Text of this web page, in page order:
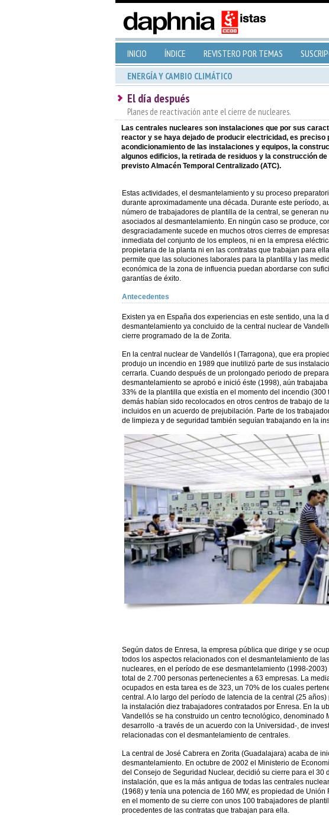
INICIO ÍNDICE REVISTERO POR TEMAS
ENERGÍA Y CAMBIO CLIMÁTICO
El día después
Planes de reactivación ante el cierre de nucleares.
Las centrales nucleares son instalaciones que por sus
reactor y se haya dejado de producir electricidad, es
acondicionamiento de las instalaciones y equipos, la
algunos edificios, la retirada de residuos y la construcción
previsto Almacén Temporal Centralizado (ATC).
Estas actividades, el desmantelamiento y su proceso
durante aproximadamente una década. Durante este período,
número de trabajadores de plantilla de la central, se generan
asociados al desmantelamiento. En ningún caso se produce,
desgraciadamente sucede en muchos otros cierres de
inmediata del conjunto de los empleos, ni en la empresa
propietaria de la planta ni en las contratas que trabajan para
permite que las soluciones laborales para la plantilla y las
económica de la zona de influencia puedan abordarse con
garantías de éxito.
Antecedentes
Existen ya en España dos experiencias en este sentido, una la
desmantelamiento ya concluido de la central nuclear de
cierre programado de la de Zorita.
En la central nuclear de Vandellós I (Tarragona), que era
produjo un incendio en 1989 que inutilizó parte de sus
cerrarla. Cuando después de un prolongado periodo de
desmantelamiento se aprobó e inició éste (1998), aún trabajaba
33% de la plantilla que existía en el momento del incendio (300
demás habían sido recolocados en otros centros de trabajo de
incluidos en un acuerdo de prejubilación. Parte de los
de limpieza y de seguridad también seguían trabajando en la
Según datos de Enresa, la empresa pública que dirige y se
todos los aspectos relacionados con el desmantelamiento de
nucleares, en el período de ese desmantelamiento (1998-
total de 2.700 personas pertenecientes a 63 empresas. La
ocupados en esta tarea es de 323, un 70% de los cuales
central. A lo largo del período de latencia de la central (25
la instalación diez trabajadores contratados por Enresa. En la
Vandellós se ha construido un centro tecnológico, denominado
desarrollo -a través de un acuerdo con la Universidad-, de
relacionadas con el desmantelamiento de centrales.
La central de José Cabrera en Zorita (Guadalajara) acaba de
desmantelamiento. En octubre de 2002 el Ministerio de
del Consejo de Seguridad Nuclear, decidió su cierre para el 30
instalación, que es la más antigua de todas las centrales
(1968) y tenía una potencia de 160 MW, es propiedad de Unión
en el momento de su cierre con unos 100 trabajadores de
procedentes de las contratas que trabajan para ella.